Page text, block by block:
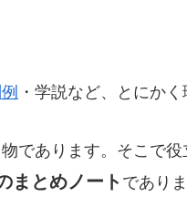
・学説など、とにかく
であります。そこで役
まとめノート でありま